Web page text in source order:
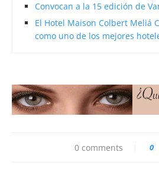
Convocan a la 15 edición de
El Hotel Maison Colbert Meliá
como uno de los mejores
0 comments 0